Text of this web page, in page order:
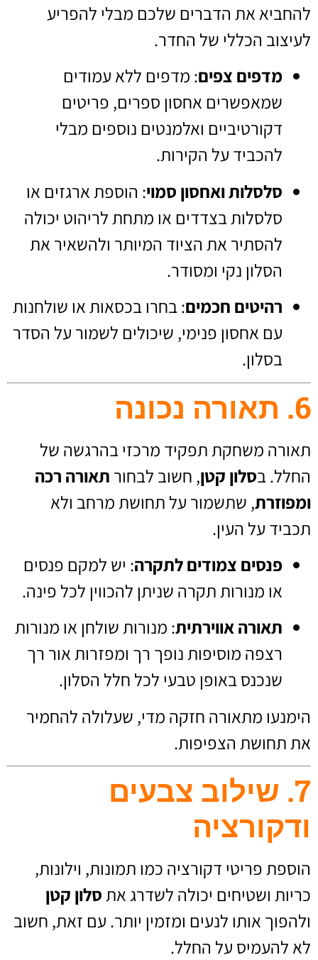
להחביא את הדברים שלכם מבלי להפריע
לעיצוב הכללי של החדר.
מדפים צפים: מדפים ללא עמודים
שמאפשרים אחסון ספרים, פריטים
דקורטיביים ואלמנטים נוספים מבלי
להכביד על הקירות.
סלסלות ואחסון סמוי: הוספת ארגזים או
סלסלות בצדדים או מתחת לריהוט יכולה
להסתיר את הציוד המיותר ולהשאיר את
הסלון נקי ומסודר.
רהיטים חכמים: בחרו בכסאות או שולחנות
עם אחסון פנימי, שיכולים לשמור על הסדר
בסלון.
6. תאורה נכונה
תאורה משחקת תפקיד מרכזי בהרגשה של
החלל. בסלון קטן, חשוב לבחור תאורה רכה
ומפוזרת, שתשמור על תחושת מרחב ולא
תכביד על העין.
פנסים צמודים לתקרה: יש למקם פנסים
או מנורות תקרה שניתן להכווין לכל פינה.
תאורה אווירתית: מנורות שולחן או מנורות
רצפה מוסיפות נופך רך ומפזרות אור רך
שנכנס באופן טבעי לכל חלל הסלון.
הימנעו מתאורה חזקה מדי, שעלולה להחמיר
את תחושת הצפיפות.
7. שילוב צבעים
ודקורציה
הוספת פריטי דקורציה כמו תמונות, וילונות,
כריות ושטיחים יכולה לשדרג אתסלון קטן
ולהפוך אותו לנעים ומזמין יותר. עם זאת, חשוב
לא להעמיס על החלל.